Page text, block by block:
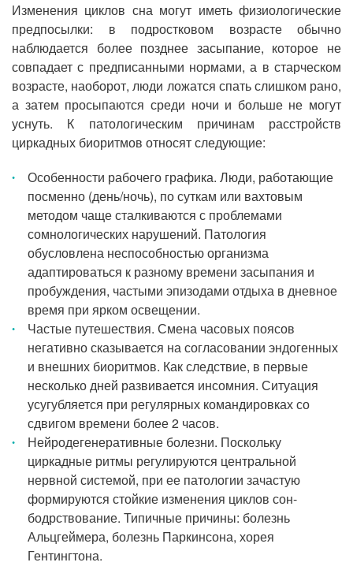
Изменения циклов сна могут иметь физиологические
предпосылки: в подростковом возрасте обычно
наблюдается более позднее засыпание, которое не
совпадает с предписанными нормами, а в старческом
возрасте, наоборот, люди ложатся спать слишком рано,
а затем просыпаются среди ночи и больше не могут
уснуть. К патологическим причинам расстройств
циркадных биоритмов относят следующие:
Особенности рабочего графика. Люди, работающие
посменно (день/ночь), по суткам или вахтовым
методом чаще сталкиваются с проблемами
сомнологических нарушений. Патология
обусловлена неспособностью организма
адаптироваться к разному времени засыпания и
пробуждения, частыми эпизодами отдыха в дневное
время при ярком освещении.
Частые путешествия. Смена часовых поясов
негативно сказывается на согласовании эндогенных
и внешних биоритмов. Как следствие, в первые
несколько дней развивается инсомния. Ситуация
усугубляется при регулярных командировках со
сдвигом времени более 2 часов.
Нейродегенеративные болезни. Поскольку
циркадные ритмы регулируются центральной
нервной системой, при ее патологии зачастую
формируются стойкие изменения циклов сон-
бодрствование. Типичные причины: болезнь
Альцгеймера, болезнь Паркинсона, хорея
Гентингтона.